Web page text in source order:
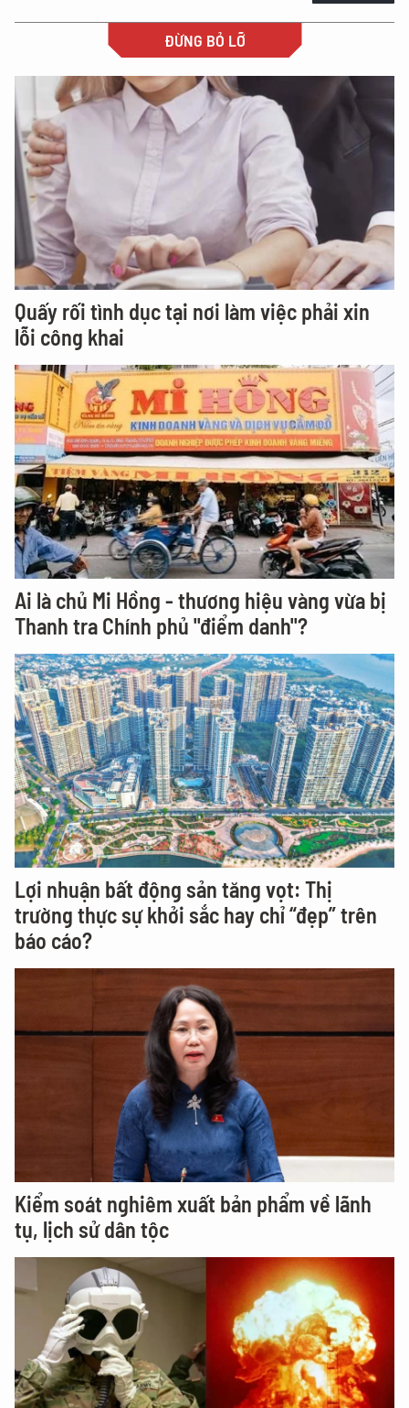
ĐỪNG BỎ LỠ
Quấy rối tình dục tại nơi làm việc phải xin
lỗi công khai
Ai là chủ Mi Hồng - thương hiệu vàng vừa bị
Thanh tra Chính phủ "điểm danh"?
Lợi nhuận bất động sản tăng vọt: Thị
trường thực sự khởi sắc hay chỉ “đẹp” trên
báo cáo?
Kiểm soát nghiêm xuất bản phẩm về lãnh
tụ, lịch sử dân tộc